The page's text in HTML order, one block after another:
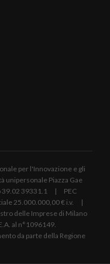
per l'Innovazione e gli
Piazza Gae
39.02 39331.1 | PEC
25.000.000,00 € i.v. |
delle Imprese di Milano
al n°1096149.
da parte della Regione